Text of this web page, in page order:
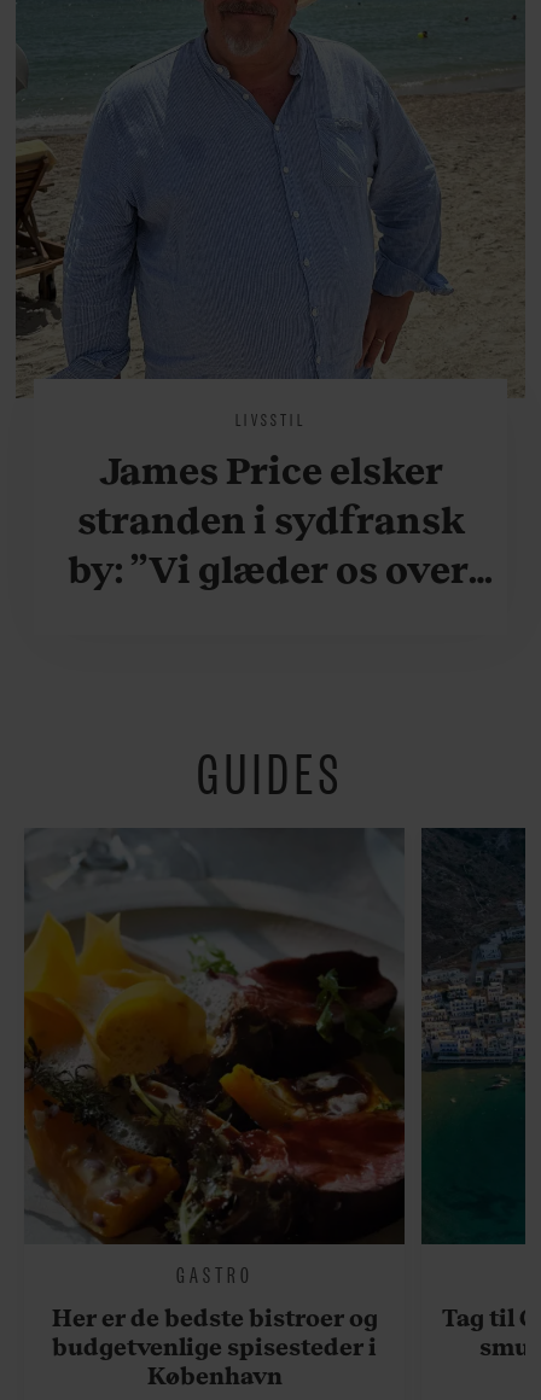
LIVSSTIL
James Price elsker
stranden i sydfransk
by: ”Vi glæder os over,
fredeligt”
GUIDES
GASTRO
Her er de bedste bistroer og
budgetvenlige spisesteder i
København
Tag til